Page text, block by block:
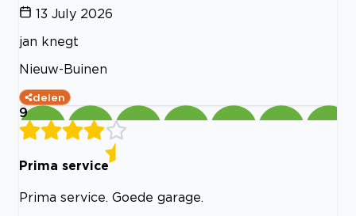
13 July 2026
jan knegt
Nieuw-Buinen
delen
9
Prima service
Prima service. Goede garage.